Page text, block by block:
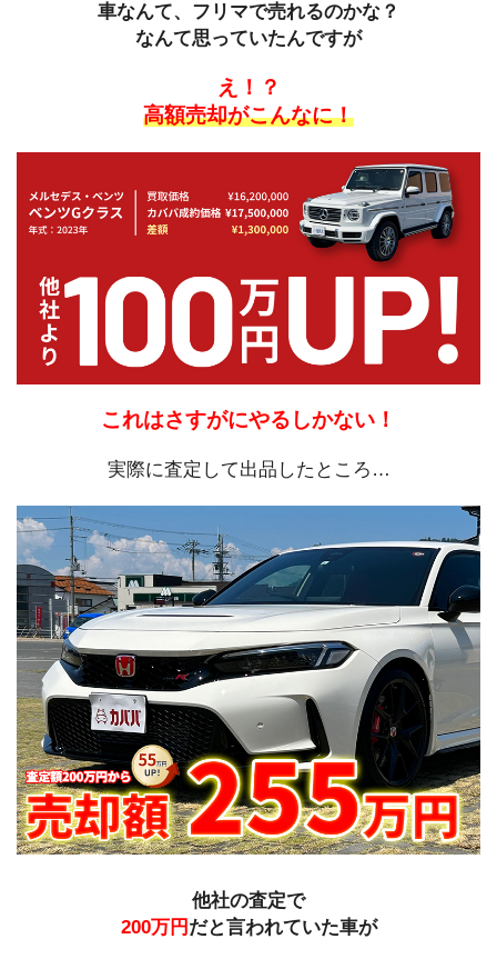
車なんて、フリマで売れるのかな？
なんて思っていたんですが
え！？
高額売却がこんなに！
これはさすがにやるしかない！
実際に査定して出品したところ…
他社の査定で
200万円 だと言われていた車が